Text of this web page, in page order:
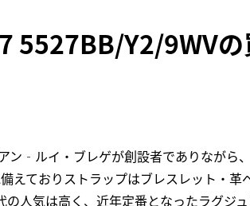
5527BB/Y2/9WV
ン‐ルイ・ブレゲが創設者でありながら
えておりストラップはブレスレット・
人気は高く、近年定番となったラグジ